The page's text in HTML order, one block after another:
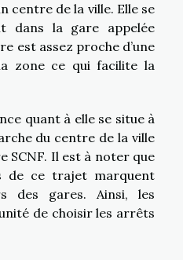
centre de la ville. Elle se
dans la gare appelée
est assez proche d’une
zone ce qui facilite la
quant à elle se situe à
du centre de la ville
SCNF. Il est à noter que
de ce trajet marquent
des gares. Ainsi, les
de choisir les arrêts